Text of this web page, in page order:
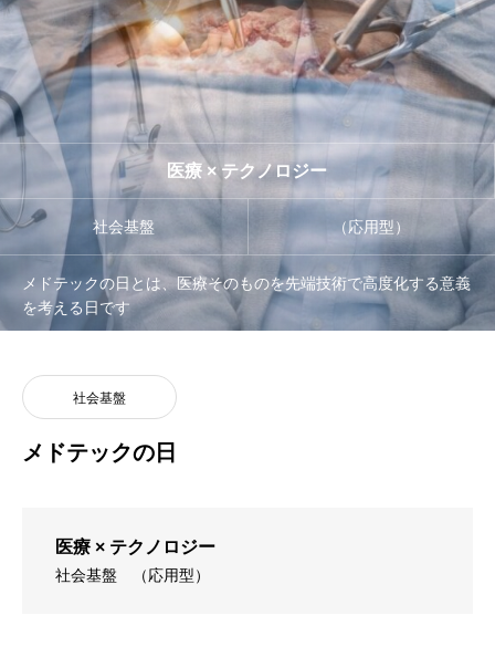
協議会
医療 × テクノロジー
社会基盤 （応用型）
メドテックの日とは、医療そのものを先端技術で高度化する意義
を考える日です
社会基盤
メドテックの日
医療 × テクノロジー
社会基盤 （応用型）